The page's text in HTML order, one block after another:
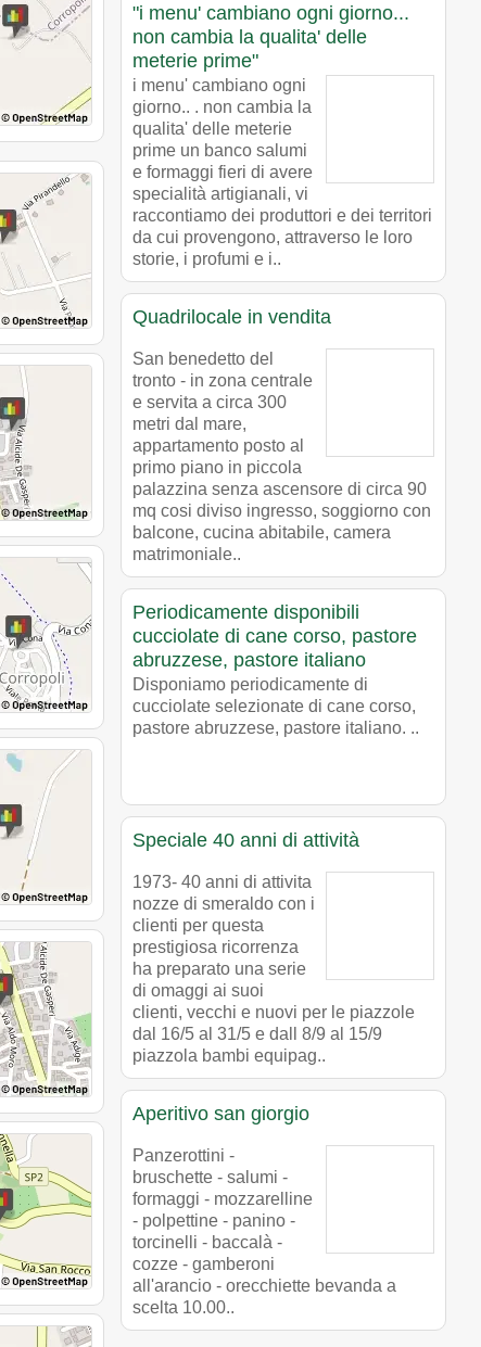
"i menu' cambiano ogni giorno...
non cambia la qualita' delle
meterie prime"
i menu' cambiano ogni
giorno.. . non cambia la
qualita' delle meterie
prime un banco salumi
e formaggi fieri di avere
specialità artigianali, vi
raccontiamo dei produttori e dei territori
da cui provengono, attraverso le loro
storie, i profumi e i..
Quadrilocale in vendita
San benedetto del
tronto - in zona centrale
e servita a circa 300
metri dal mare,
appartamento posto al
primo piano in piccola
palazzina senza ascensore di circa 90
mq cosi diviso ingresso, soggiorno con
balcone, cucina abitabile, camera
matrimoniale..
Periodicamente disponibili
cucciolate di cane corso, pastore
abruzzese, pastore italiano
Disponiamo periodicamente di
cucciolate selezionate di cane corso,
pastore abruzzese, pastore italiano. ..
Speciale 40 anni di attività
1973- 40 anni di attivita
nozze di smeraldo con i
clienti per questa
prestigiosa ricorrenza
ha preparato una serie
di omaggi ai suoi
clienti, vecchi e nuovi per le piazzole
dal 16/5 al 31/5 e dall 8/9 al 15/9
piazzola bambi equipag..
Aperitivo san giorgio
Panzerottini -
bruschette - salumi -
formaggi - mozzarelline
- polpettine - panino -
torcinelli - baccalà -
cozze - gamberoni
all'arancio - orecchiette bevanda a
scelta 10.00..